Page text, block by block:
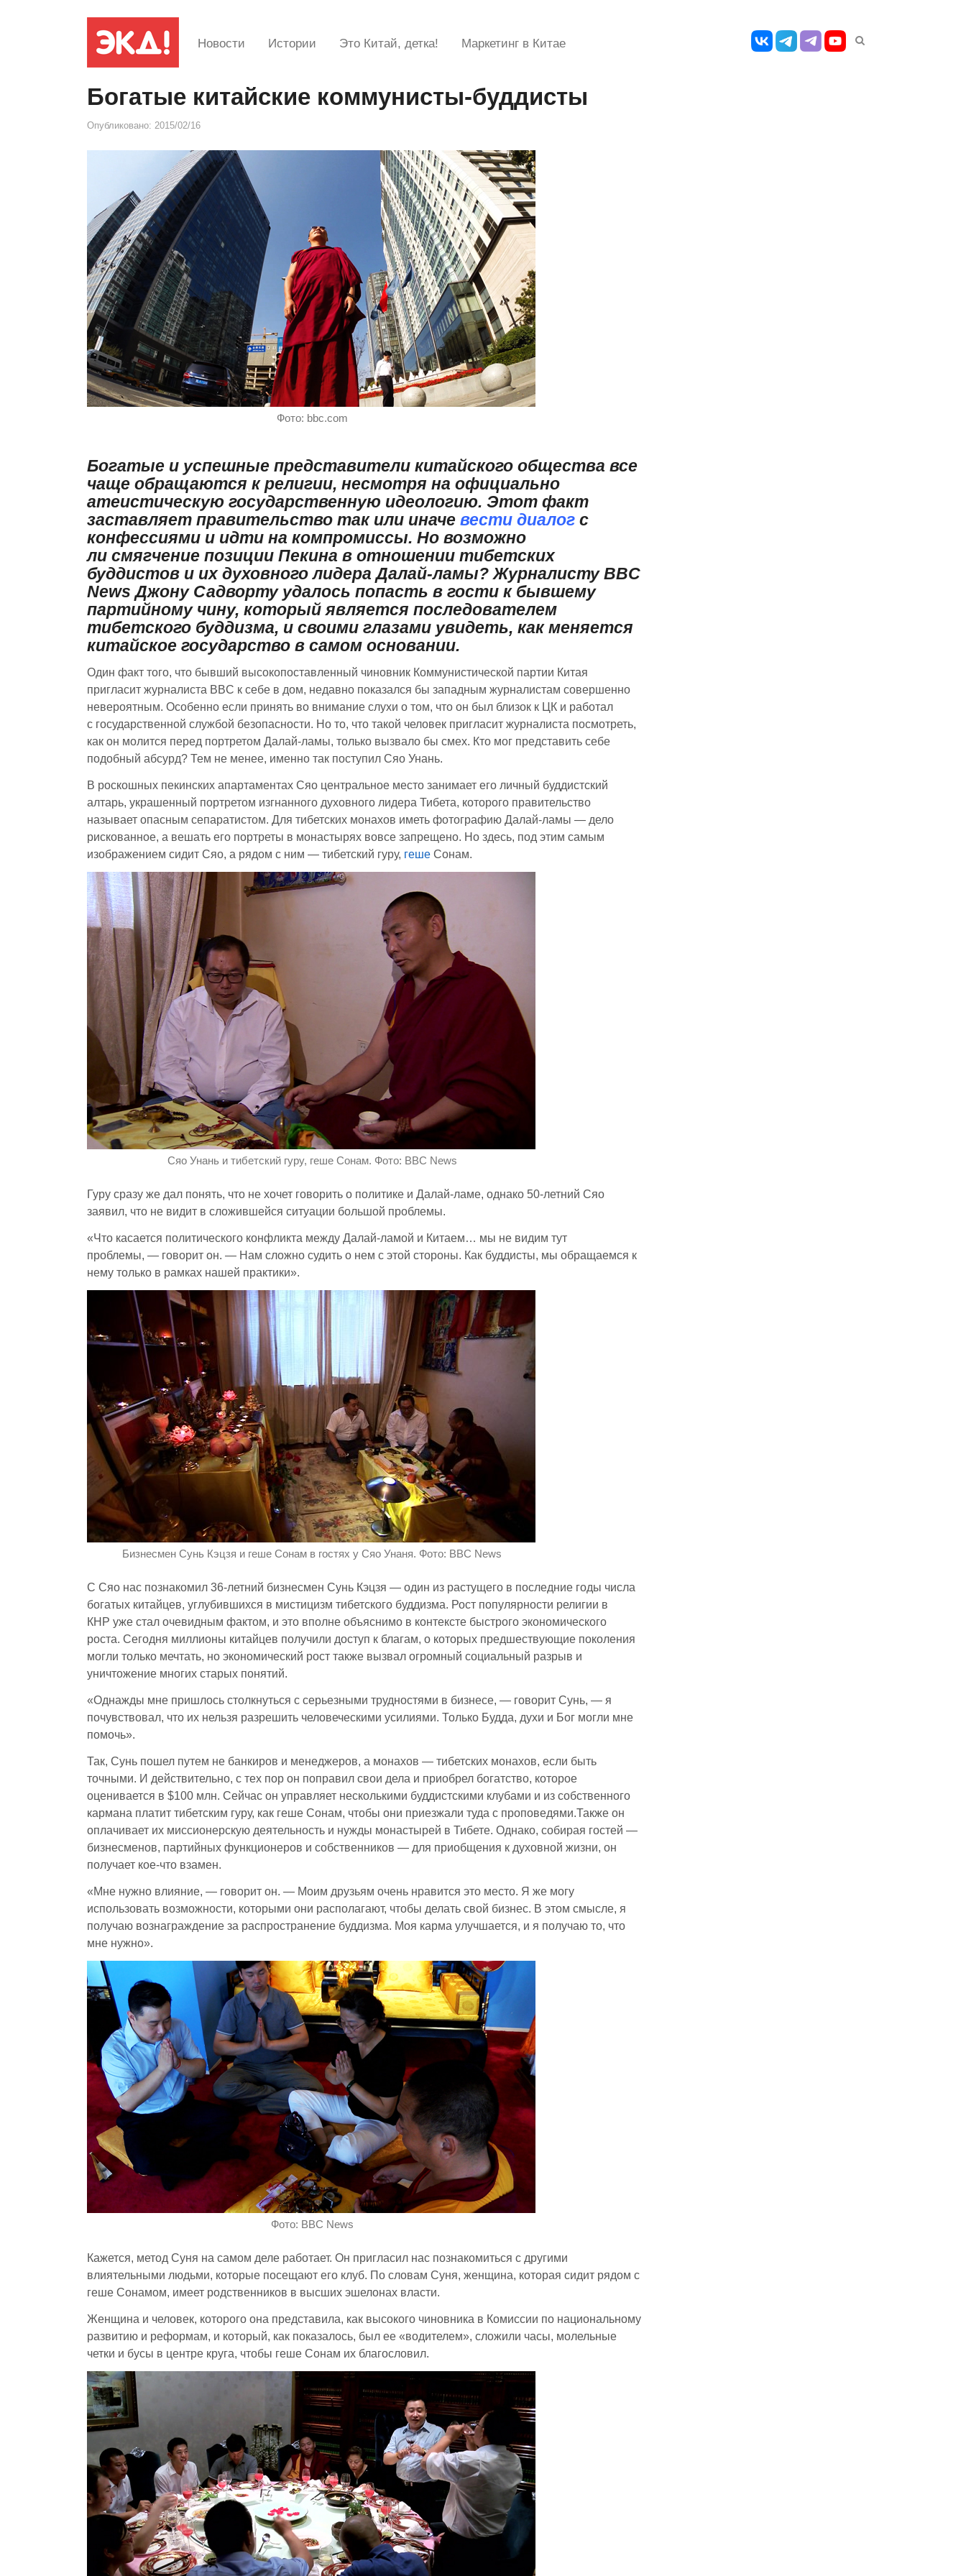
Новости Истории Это Китай, детка! Маркетинг в Китае
Богатые китайские коммунисты-буддисты
Опубликовано: 2015/02/16
Фото: bbc.com
Богатые и успешные представители китайского общества все
чаще обращаются к религии, несмотря на официально
атеистическую государственную идеологию. Этот факт
заставляет правительство так или иначе вести диалог с
конфессиями и идти на компромиссы. Но возможно
ли смягчение позиции Пекина в отношении тибетских
буддистов и их духовного лидера Далай-ламы? Журналисту BBC
News Джону Садворту удалось попасть в гости к бывшему
партийному чину, который является последователем
тибетского буддизма, и своими глазами увидеть, как меняется
китайское государство в самом основании.
Один факт того, что бывший высокопоставленный чиновник Коммунистической партии Китая
пригласит журналиста BBC к себе в дом, недавно показался бы западным журналистам совершенно
невероятным. Особенно если принять во внимание слухи о том, что он был близок к ЦК и работал
с государственной службой безопасности. Но то, что такой человек пригласит журналиста посмотреть,
как он молится перед портретом Далай-ламы, только вызвало бы смех. Кто мог представить себе
подобный абсурд? Тем не менее, именно так поступил Сяо Унань.
В роскошных пекинских апартаментах Сяо центральное место занимает его личный буддистский
алтарь, украшенный портретом изгнанного духовного лидера Тибета, которого правительство
называет опасным сепаратистом. Для тибетских монахов иметь фотографию Далай-ламы — дело
рискованное, а вешать его портреты в монастырях вовсе запрещено. Но здесь, под этим самым
изображением сидит Сяо, а рядом с ним — тибетский гуру, геше Сонам.
Сяо Унань и тибетский гуру, геше Сонам. Фото: BBC News
Гуру сразу же дал понять, что не хочет говорить о политике и Далай-ламе, однако 50-летний Сяо
заявил, что не видит в сложившейся ситуации большой проблемы.
«Что касается политического конфликта между Далай-ламой и Китаем… мы не видим тут
проблемы, — говорит он. — Нам сложно судить о нем с этой стороны. Как буддисты, мы обращаемся к
нему только в рамках нашей практики».
Бизнесмен Сунь Кэцзя и геше Сонам в гостях у Сяо Унаня. Фото: BBC News
С Сяо нас познакомил 36-летний бизнесмен Сунь Кэцзя — один из растущего в последние годы числа
богатых китайцев, углубившихся в мистицизм тибетского буддизма. Рост популярности религии в
КНР уже стал очевидным фактом, и это вполне объяснимо в контексте быстрого экономического
роста. Сегодня миллионы китайцев получили доступ к благам, о которых предшествующие поколения
могли только мечтать, но экономический рост также вызвал огромный социальный разрыв и
уничтожение многих старых понятий.
«Однажды мне пришлось столкнуться с серьезными трудностями в бизнесе, — говорит Сунь, — я
почувствовал, что их нельзя разрешить человеческими усилиями. Только Будда, духи и Бог могли мне
помочь».
Так, Сунь пошел путем не банкиров и менеджеров, а монахов — тибетских монахов, если быть
точными. И действительно, с тех пор он поправил свои дела и приобрел богатство, которое
оценивается в $100 млн. Сейчас он управляет несколькими буддистскими клубами и из собственного
кармана платит тибетским гуру, как геше Сонам, чтобы они приезжали туда с проповедями.Также он
оплачивает их миссионерскую деятельность и нужды монастырей в Тибете. Однако, собирая гостей —
бизнесменов, партийных функционеров и собственников — для приобщения к духовной жизни, он
получает кое-что взамен.
«Мне нужно влияние, — говорит он. — Моим друзьям очень нравится это место. Я же могу
использовать возможности, которыми они располагают, чтобы делать свой бизнес. В этом смысле, я
получаю вознаграждение за распространение буддизма. Моя карма улучшается, и я получаю то, что
мне нужно».
Фото: BBC News
Кажется, метод Суня на самом деле работает. Он пригласил нас познакомиться с другими
влиятельными людьми, которые посещают его клуб. По словам Суня, женщина, которая сидит рядом с
геше Сонамом, имеет родственников в высших эшелонах власти.
Женщина и человек, которого она представила, как высокого чиновника в Комиссии по национальному
развитию и реформам, и который, как показалось, был ее «водителем», сложили часы, молельные
четки и бусы в центре круга, чтобы геше Сонам их благословил.